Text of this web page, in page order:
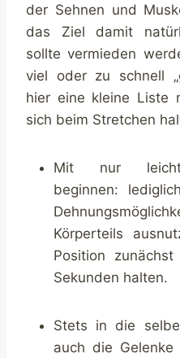
der Sehnen und
das Ziel damit
sollte vermieden
viel oder zu schnell
hier eine kleine Liste
sich beim Stretchen
Mit nur
beginnen:
Körperteils
Position
Sekunden halten.
Stets in die
auch die